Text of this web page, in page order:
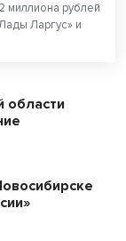
миллиона рублей
Ларгус» и
области